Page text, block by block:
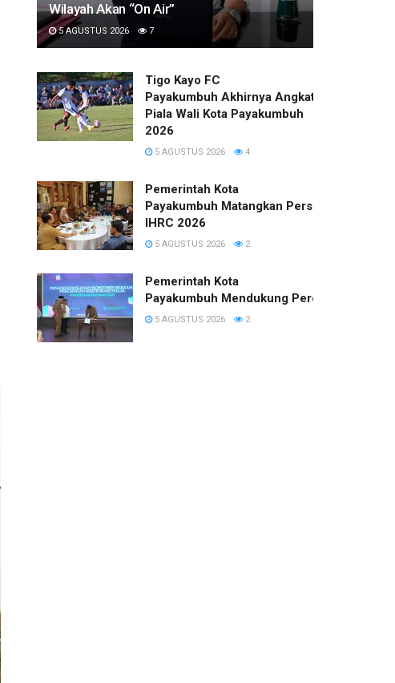
Wilayah Akan “On Air”
5 AGUSTUS 2026 7
Tigo Kayo FC
Payakumbuh Akhirnya Angkat Trofi
Piala Wali Kota Payakumbuh
2026
5 AGUSTUS 2026 4
Pemerintah Kota
Payakumbuh Matangkan Persiapan
IHRC 2026
5 AGUSTUS 2026 2
Pemerintah Kota
Payakumbuh Mendukung Percepatan
5 AGUSTUS 2026 2